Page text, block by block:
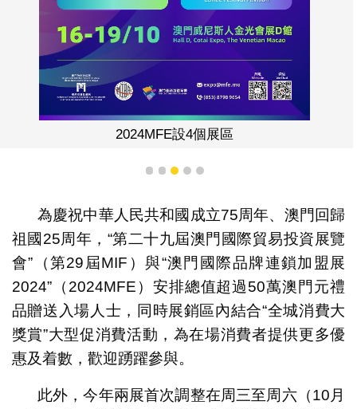
2024MFE設4個展區
1 2 3 4 5
為慶祝中華人民共和國成立75周年、澳門回歸
祖國25周年，“第二十九屆澳門國際貿易投資展覽
會”（第29屆MIF）與“澳門國際品牌連鎖加盟展
2024”（2024MFE）安排總值超過50萬澳門元禮
品贈送入場人士，同時展銷區內結合“全城消費大
獎賞”大型促消費活動，為在場消費者提供更多優
惠及着數，歡迎踴躍參與。
此外，今年兩展首次調整在周三至周六（10月